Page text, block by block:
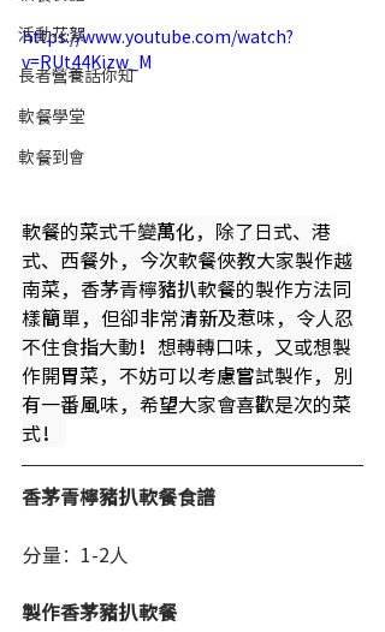
活動花絮
長者營養話你知
軟餐學堂
軟餐到會
https://www.youtube.com/watch?
v=RUt44Kizw_M
軟餐的菜式千變萬化，除了日式、港
式、西餐外，今次軟餐俠教大家製作越
南菜，香茅青檸豬扒軟餐的製作方法同
樣簡單，但卻非常清新及惹味，令人忍
不住食指大動！想轉轉口味，又或想製
作開胃菜，不妨可以考慮嘗試製作，別
有一番風味，希望大家會喜歡是次的菜
式！
香茅青檸豬扒軟餐食譜
分量：1-2人
製作香茅豬扒軟餐